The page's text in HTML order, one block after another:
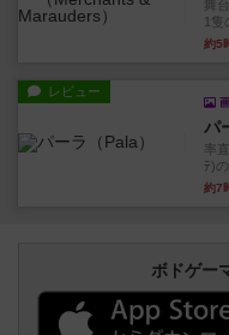
舞
1隻
約5
レビュー
パ
率
ﾃ)
約7
ボドゲー